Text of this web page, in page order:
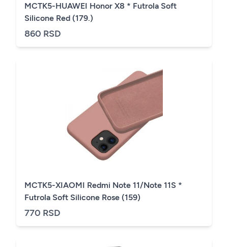
MCTK5-HUAWEI Honor X8 * Futrola Soft
Silicone Red (179.)
860 RSD
MCTK5-XIAOMI Redmi Note 11/Note 11S *
Futrola Soft Silicone Rose (159)
770 RSD